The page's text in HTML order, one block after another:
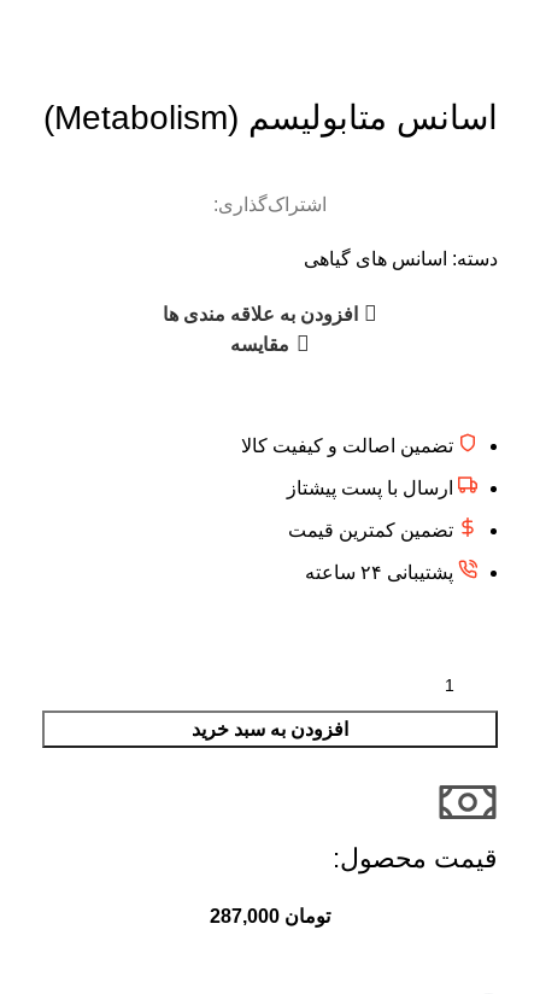
اسانس متابولیسم (Metabolism)
اشتراک‌گذاری:
دسته: اسانس های گیاهی
افزودن به علاقه مندی ها
مقایسه
تضمین اصالت و کیفیت کالا
ارسال با پست پیشتاز
تضمین کمترین قیمت
پشتیبانی ۲۴ ساعته
افزودن به سبد خرید
قیمت محصول:​
تومان